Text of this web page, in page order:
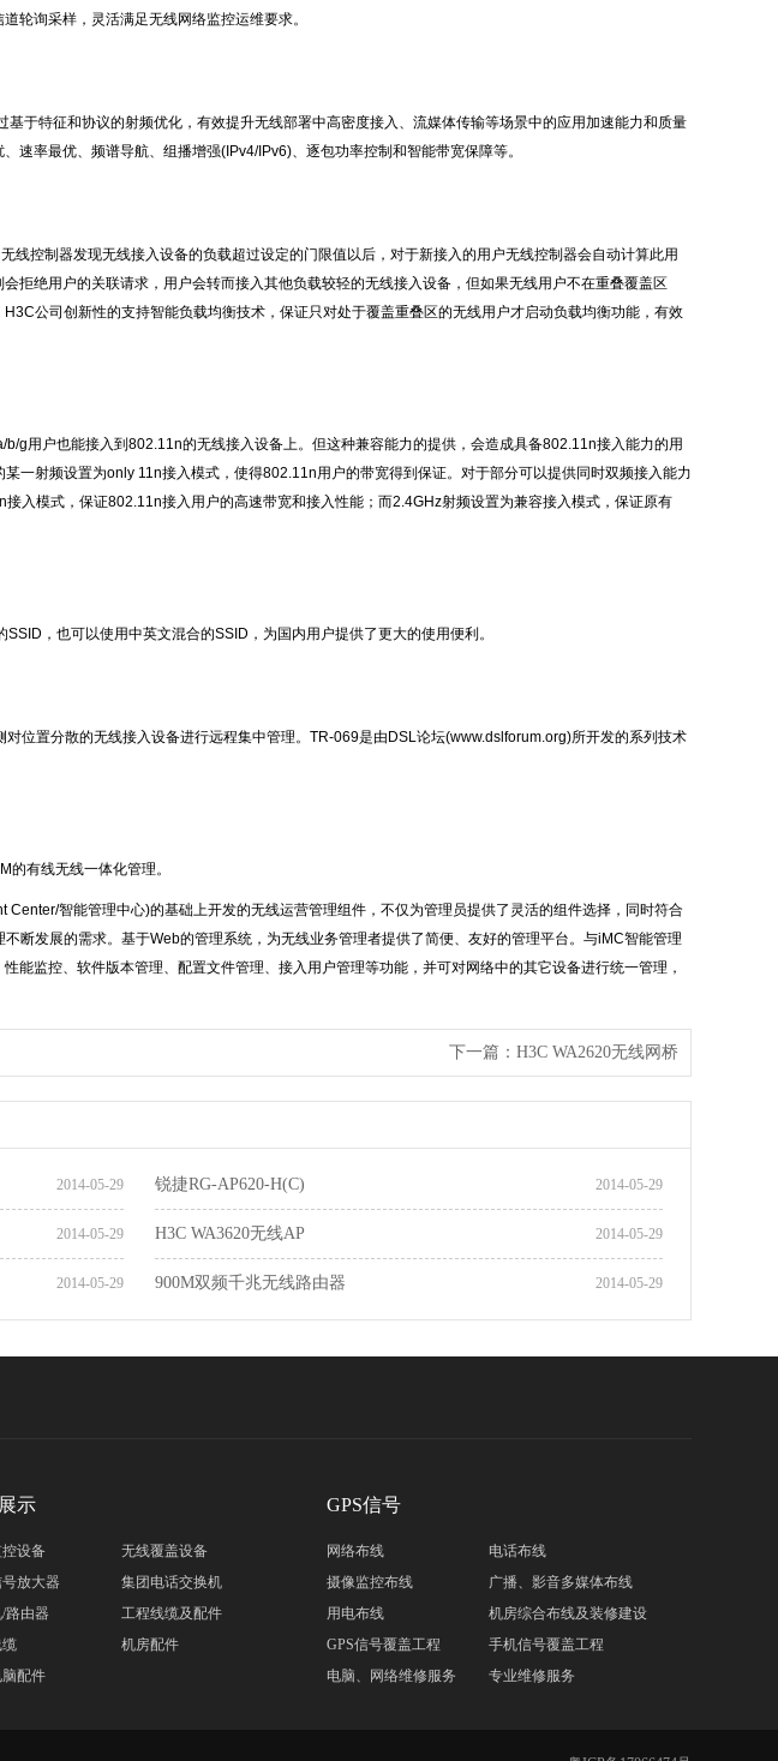
轮询采样，灵活满足无线网络监控运维要求。
于特征和协议的射频优化，有效提升无线部署中高密度接入、流媒体传输等场景中的应用加速能力和质量
速率最优、频谱导航、组播增强(IPv4/IPv6)、逐包功率控制和智能带宽保障等。
线控制器发现无线接入设备的负载超过设定的门限值以后，对于新接入的用户无线控制器会自动计算此用
拒绝用户的关联请求，用户会转而接入其他负载较轻的无线接入设备，但如果无线用户不在重叠覆盖区
公司创新性的支持智能负载均衡技术，保证只对处于覆盖重叠区的无线用户才启动负载均衡功能，有效
g用户也能接入到802.11n的无线接入设备上。但这种兼容能力的提供，会造成具备802.11n接入能力的用
一射频设置为only 11n接入模式，使得802.11n用户的带宽得到保证。对于部分可以提供同时双频接入能力
入模式，保证802.11n接入用户的高速带宽和接入性能；而2.4GHz射频设置为兼容接入模式，保证原有
，也可以使用中英文混合的SSID，为国内用户提供了更大的使用便利。
位置分散的无线接入设备进行远程集中管理。TR-069是由DSL论坛(www.dslforum.org)所开发的系列技术
的有线无线一体化管理。
智能管理中心)的基础上开发的无线运营管理组件，不仅为管理员提供了灵活的组件选择，同时符合
断发展的需求。基于Web的管理系统，为无线业务管理者提供了简便、友好的管理平台。与iMC智能管理
能监控、软件版本管理、配置文件管理、接入用户管理等功能，并可对网络中的其它设备进行统一管理，
下一篇： H3C WA2620无线网桥
2014-05-29 2014-05-29
锐捷RG-AP620-H(C)
2014-05-29 2014-05-29
H3C WA3620无线AP
2014-05-29 2014-05-29
900M双频千兆无线路由器
示
设备
无线覆盖设备
放大器
集团电话交换机
路由器
工程线缆及配件
机房配件
配件
GPS信号
网络布线
电话布线
摄像监控布线
广播、影音多媒体布线
用电布线
机房综合布线及装修建设
GPS信号覆盖工程
手机信号覆盖工程
电脑、网络维修服务
专业维修服务